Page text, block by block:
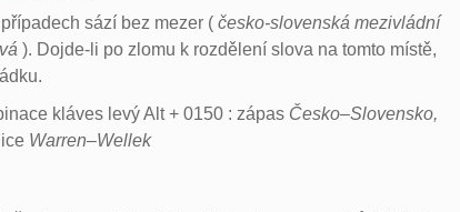
sází bez mezer (česko-slovenská mezivládní
). Dojde-li po zlomu k rozdělení slova na tomto místě,
kláves levý Alt + 0150 : zápas Česko–Slovensko,
Warren–Wellek